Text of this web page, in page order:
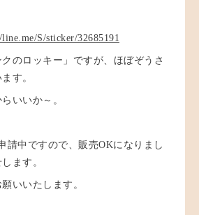
S/sticker/32685191
のロッキー」ですが、ほぼぞうさ
す。
いいか～。
請中ですので、販売OKになりまし
ます。
いいたします。